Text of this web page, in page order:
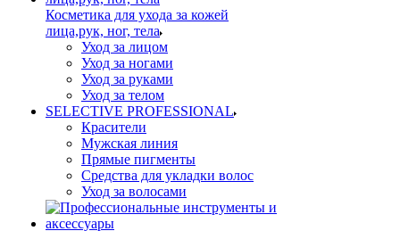
Косметика для ухода за кожей
лица,рук, ног, тела
Уход за лицом
Уход за ногами
Уход за руками
Уход за телом
SELECTIVE PROFESSIONAL
Красители
Мужская линия
Прямые пигменты
Средства для укладки волос
Уход за волосами